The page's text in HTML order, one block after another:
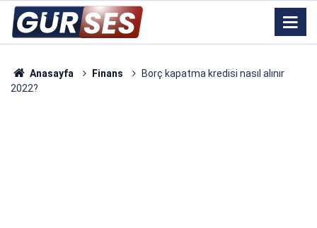
Anasayfa Finans
Borç kapatma kredisi nasıl alınır
2022?